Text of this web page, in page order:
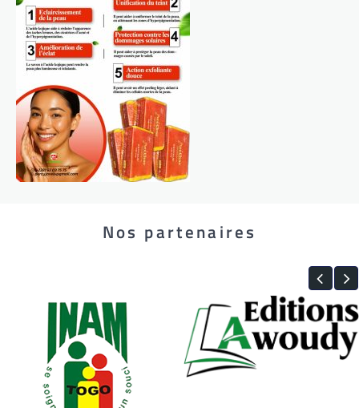
Nos partenaires